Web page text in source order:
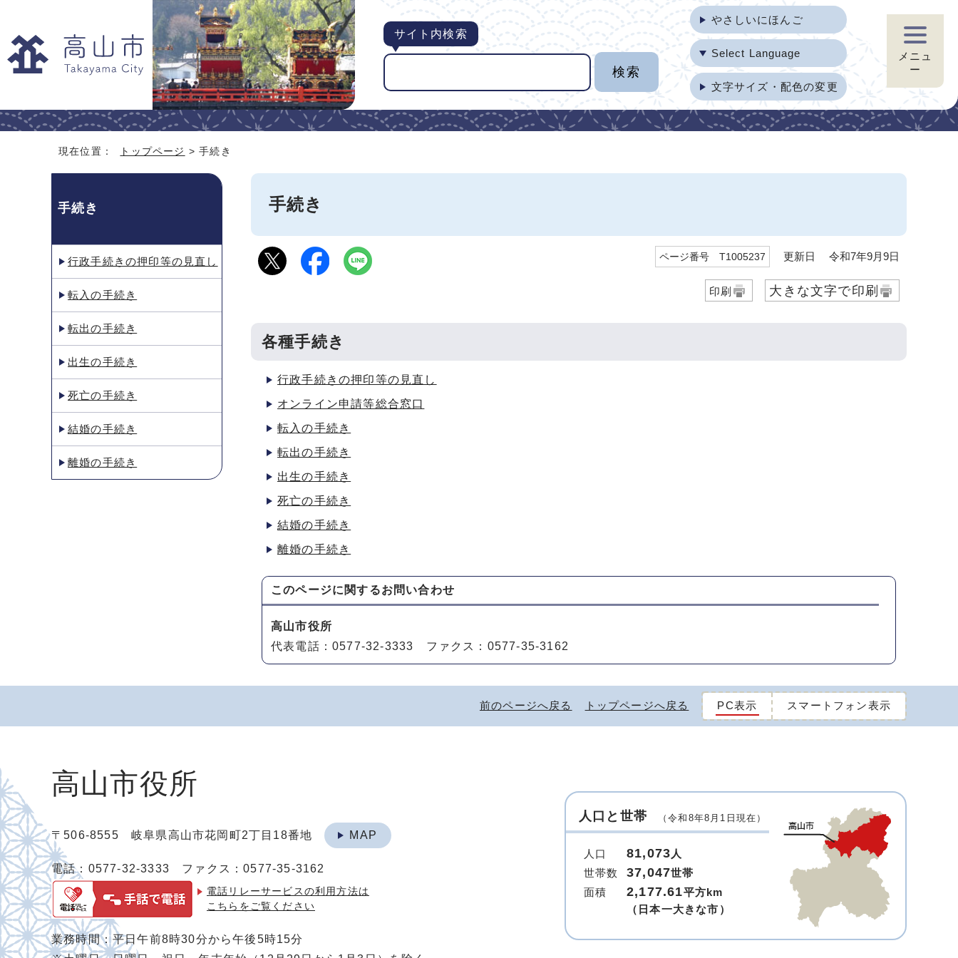
サイト内検索
やさしいにほんご
Select Language
文字サイズ・配色の変更
メニュ
ー
現在位置： トップページ > 手続き
手続き
ページ番号 T1005237 更新日 令和7年9月9日
印刷 大きな文字で印刷
各種手続き
行政手続きの押印等の見直し
オンライン申請等総合窓口
転入の手続き
転出の手続き
出生の手続き
死亡の手続き
結婚の手続き
離婚の手続き
このページに関するお問い合わせ
高山市役所
代表電話：0577-32-3333 ファクス：0577-35-3162
手続き
行政手続きの押印等の見直し
転入の手続き
転出の手続き
出生の手続き
死亡の手続き
結婚の手続き
離婚の手続き
前のページへ戻る トップページへ戻る PC表示 スマートフォン表示
高山市役所
〒506-8555 岐阜県高山市花岡町2丁目18番地 MAP
電話：0577-32-3333 ファクス：0577-35-3162
電話リレーサービスの利用方法は
こちらをご覧ください
業務時間：平日午前8時30分から午後5時15分
人口と世帯 （令和8年8月1日現在）
人口 81,073 人
世帯数
37,047世帯
面積
2,177.61平方km
（日本一大きな市）